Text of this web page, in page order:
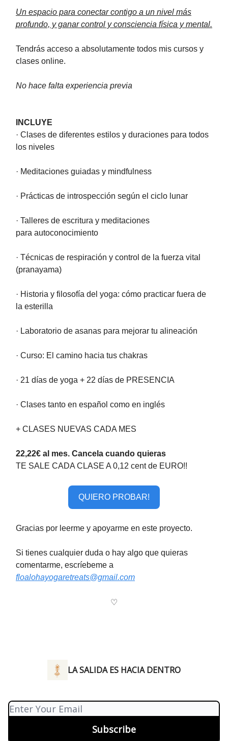
Un espacio para conectar contigo a un nivel más
profundo, y ganar control y consciencia física y mental.
Tendrás acceso a absolutamente todos mis cursos y
clases online.
No hace falta experiencia previa
INCLUYE
· Clases de diferentes estilos y duraciones para todos
los niveles
· Meditaciones guiadas y mindfulness
· Prácticas de introspección según el ciclo lunar
· Talleres de escritura y meditaciones
para autoconocimiento
· Técnicas de respiración y control de la fuerza vital
(pranayama)
· Historia y filosofía del yoga: cómo practicar fuera de
la esterilla
· Laboratorio de asanas para mejorar tu alineación
· Curso: El camino hacia tus chakras
· 21 días de yoga + 22 días de PRESENCIA
· Clases tanto en español como en inglés
+ CLASES NUEVAS CADA MES
22,22€ al mes. Cancela cuando quieras
TE SALE CADA CLASE A 0,12 cent de EURO!!
QUIERO PROBAR!
Gracias por leerme y apoyarme en este proyecto.
Si tienes cualquier duda o hay algo que quieras
comentarme, escríebeme a
floalohayogaretreats@gmail.com
♡
LA SALIDA ES HACIA DENTRO